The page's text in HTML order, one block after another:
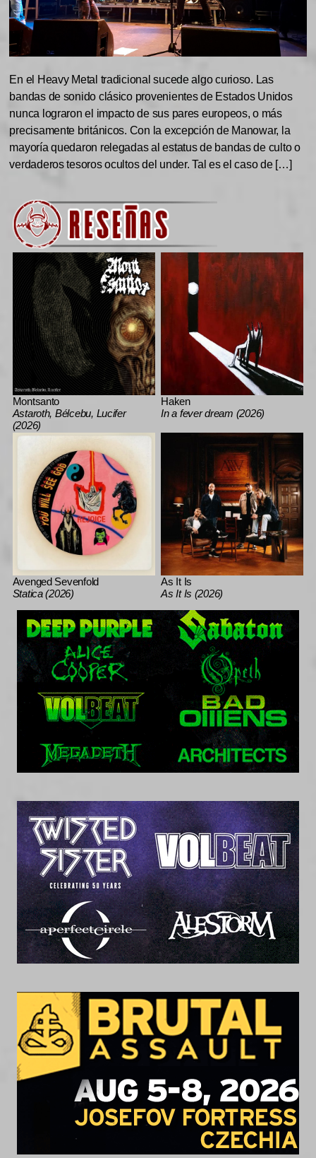
En el Heavy Metal tradicional sucede algo curioso. Las
bandas de sonido clásico provenientes de Estados Unidos
nunca lograron el impacto de sus pares europeos, o más
precisamente británicos. Con la excepción de Manowar, la
mayoría quedaron relegadas al estatus de bandas de culto o
verdaderos tesoros ocultos del under. Tal es el caso de […]
Montsanto
Astaroth, Bélcebu, Lucifer
(2026)
Haken
In a fever dream (2026)
Avenged Sevenfold
Statica (2026)
As It Is
As It Is (2026)